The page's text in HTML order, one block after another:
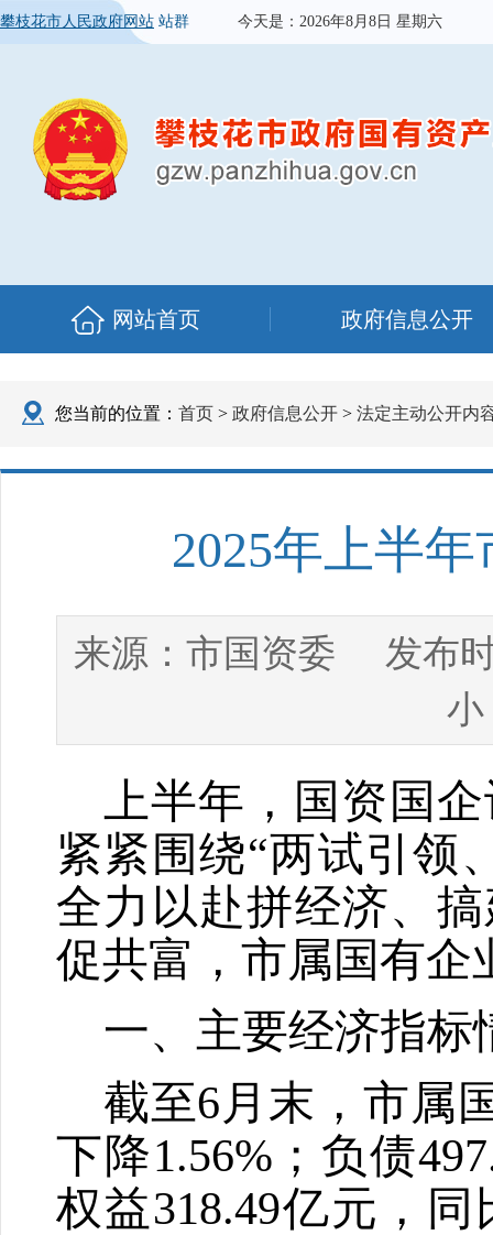
攀枝花市人民政府网站 站群 今天是： 2026年8月8日 星期六
网站首页 政府信息公开
您当前的位置： 首页 > 政府信息公开 > 法定主动公开内
2025年上半
来源： 市国资委 发布
小
上半年，国资国
紧紧围绕“两试引领
全力以赴拼经济、
促共富，市属国有企
一、主要经济指标
截至6 月末，市属
下降1.56% ；负债
权益318.49亿元，同